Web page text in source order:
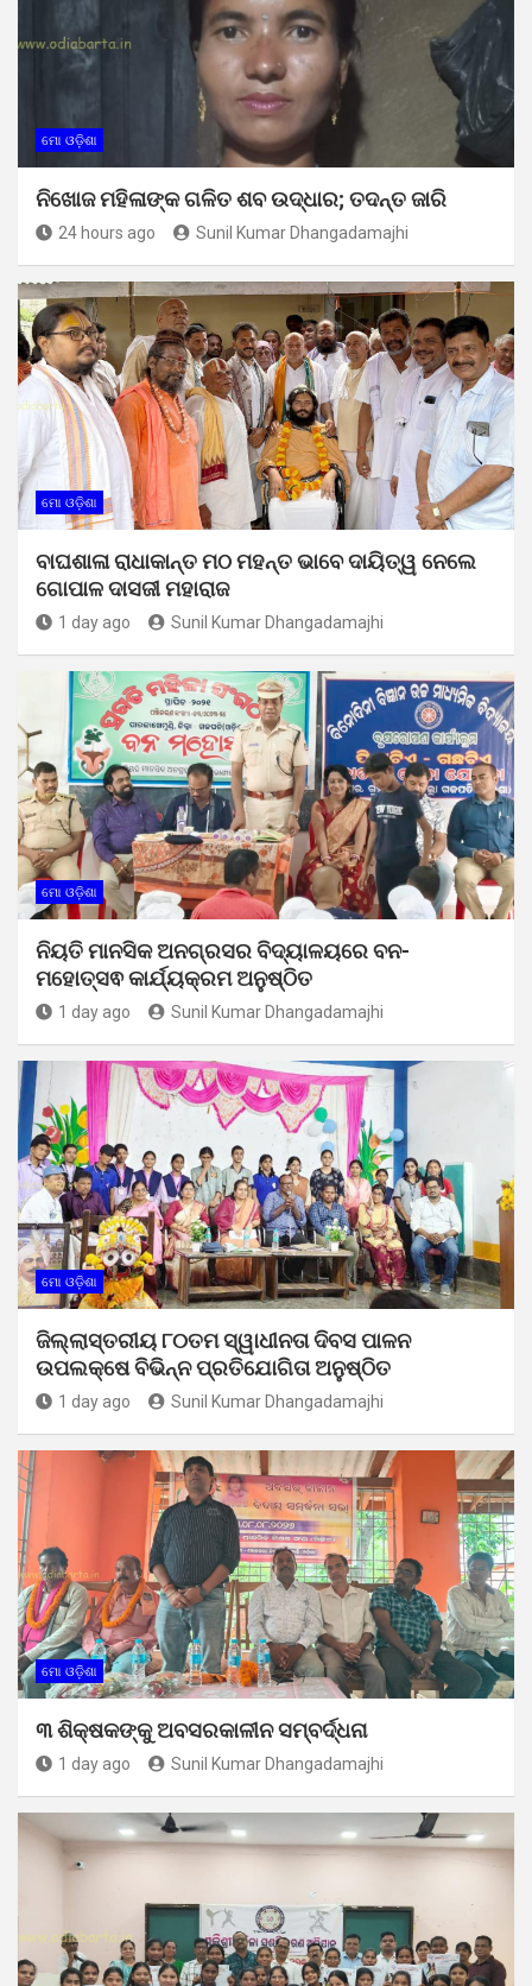
ମୋ ଓଡ଼ିଶା
ନିଖୋଜ ମହିଳାଙ୍କ ଗଳିତ ଶବ ଉଦ୍ଧାର; ତଦନ୍ତ ଜାରି
24 hours ago Sunil Kumar Dhangadamajhi
ମୋ ଓଡ଼ିଶା
ବାଘଶାଳା ରାଧାକାନ୍ତ ମଠ ମହନ୍ତ ଭାବେ ଦାୟିତ୍ୱ ନେଲେ
ଗୋପାଳ ଦାସଜୀ ମହାରାଜ
1 day ago Sunil Kumar Dhangadamajhi
ମୋ ଓଡ଼ିଶା
ନିୟତି ମାନସିକ ଅନଗ୍ରସର ବିଦ୍ୟାଳୟରେ ବନ-
ମହୋତ୍ସଵ କାର୍ଯ୍ୟକ୍ରମ ଅନୁଷ୍ଠିତ
1 day ago Sunil Kumar Dhangadamajhi
ମୋ ଓଡ଼ିଶା
ଜିଲ୍ଲାସ୍ତରୀୟ ୮୦ତମ ସ୍ୱାଧୀନତା ଦିବସ ପାଳନ
ଉପଲକ୍ଷେ ବିଭିନ୍ନ ପ୍ରତିଯୋଗିତା ଅନୁଷ୍ଠିତ
1 day ago Sunil Kumar Dhangadamajhi
ମୋ ଓଡ଼ିଶା
୩ ଶିକ୍ଷକଙ୍କୁ ଅବସରକାଳୀନ ସମ୍ବର୍ଦ୍ଧନା
1 day ago Sunil Kumar Dhangadamajhi